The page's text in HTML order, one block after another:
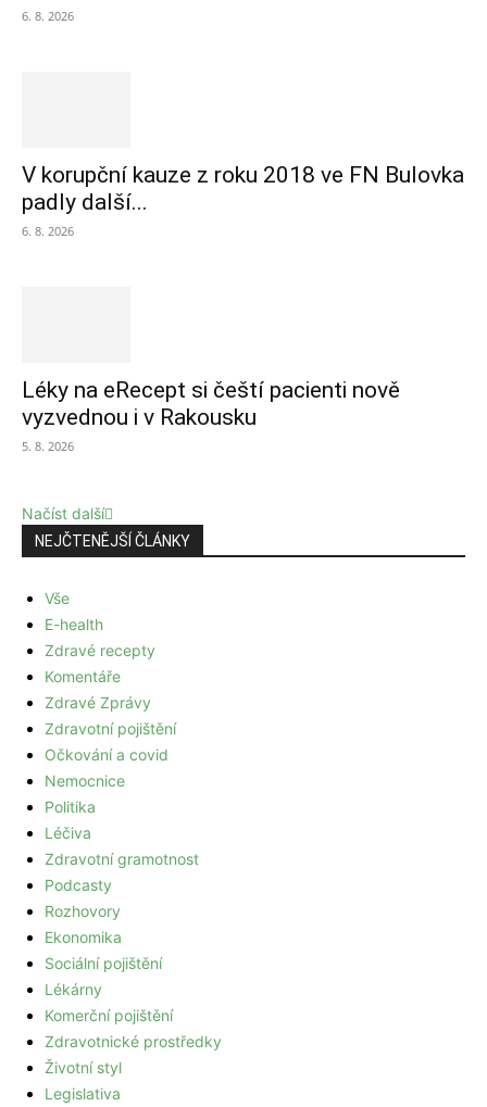
6. 8. 2026
V korupční kauze z roku 2018 ve FN Bulovka
padly další...
6. 8. 2026
Léky na eRecept si čeští pacienti nově
vyzvednou i v Rakousku
5. 8. 2026
Načíst další
NEJČTENĚJŠÍ ČLÁNKY
Vše
E-health
Zdravé recepty
Komentáře
Zdravé Zprávy
Zdravotní pojištění
Očkování a covid
Nemocnice
Politika
Léčiva
Zdravotní gramotnost
Podcasty
Rozhovory
Ekonomika
Sociální pojištění
Lékárny
Komerční pojištění
Zdravotnické prostředky
Životní styl
Legislativa